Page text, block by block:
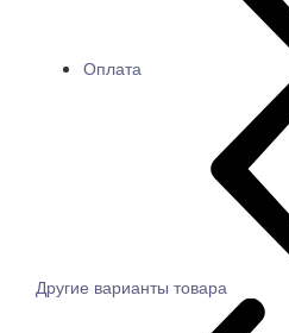
Оплата
Другие варианты товара